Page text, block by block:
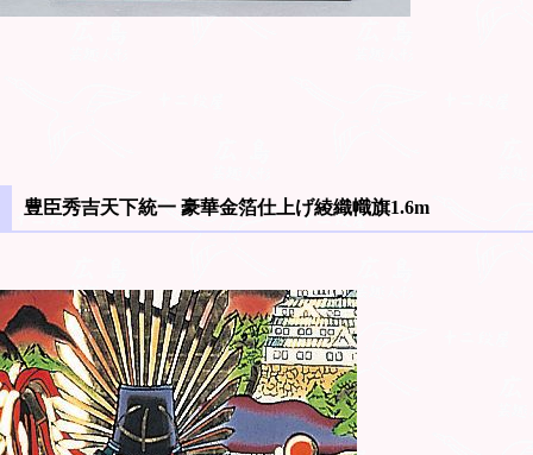
豊臣秀吉天下統一 豪華金箔仕上げ綾織幟旗1.6m